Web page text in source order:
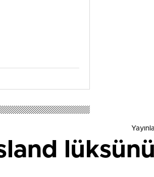
lüksünü